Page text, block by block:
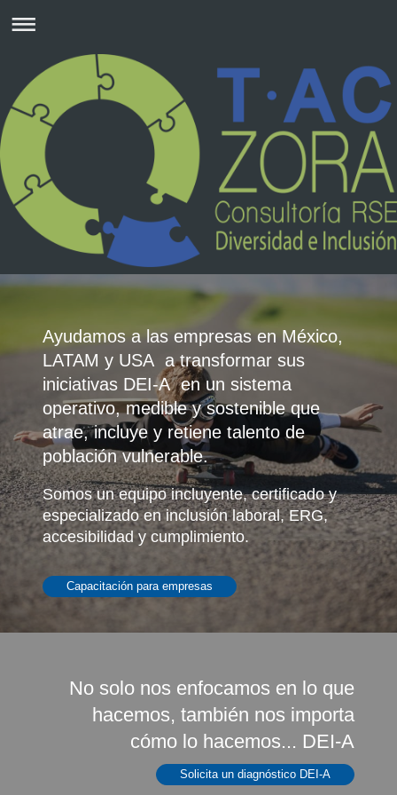
Ayudamos a las empresas en México,
LATAM y USA a transformar sus
iniciativas DEI-A en un sistema
operativo, medible y sostenible que
atrae, incluye y retiene talento de
población vulnerable.
Somos un equipo incluyente, certificado y
especializadoen inclusión laboral, ERG,
accesibilidad y cumplimiento.
Capacitación para empresas
No solo nos enfocamos en lo que
hacemos, también nos importa
cómo lo hacemos... DEI-A
Solicita un diagnóstico DEI-A